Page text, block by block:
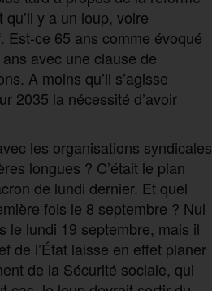
y a un loup, voire
Est-ce 65 ans comme évoqué
avec une clause de
A moins qu’il s’agisse
2035 la nécessité d’avoir
les organisations syndicales
longues ? C’était le plan
de lundi dernier. Et quel
fois le 8 septembre ? Nul
le lundi 19 septembre, mais il
de l’État laisse en effet planer
de la Sécurité sociale, qui